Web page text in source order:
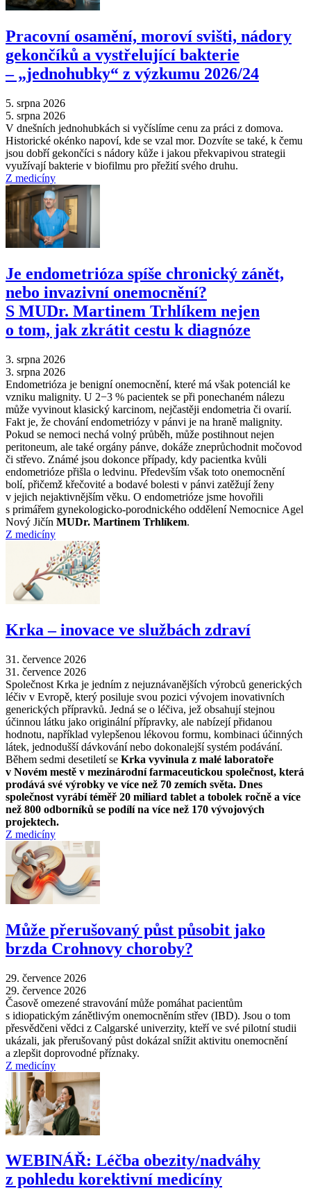
Pracovní osamění, moroví svišti, nádory
gekončíků a vystřelující bakterie
–⁠ „jednohubky“ z výzkumu 2026/24
5. srpna 2026
5. srpna 2026
V dnešních jednohubkách si vyčíslíme cenu za práci z domova.
Historické okénko napoví, kde se vzal mor. Dozvíte se také, k čemu
jsou dobří gekončíci s nádory kůže i jakou překvapivou strategii
využívají bakterie v biofilmu pro přežití svého druhu.
Z medicíny
Je endometrióza spíše chronický zánět,
nebo invazivní onemocnění?
S MUDr. Martinem Trhlíkem nejen
o tom, jak zkrátit cestu k diagnóze
3. srpna 2026
3. srpna 2026
Endometrióza je benigní onemocnění, které má však potenciál ke
vzniku malignity. U 2−3 % pacientek se při ponechaném nálezu
může vyvinout klasický karcinom, nejčastěji endometria či ovarií.
Fakt je, že chování endometriózy v pánvi je na hraně malignity.
Pokud se nemoci nechá volný průběh, může postihnout nejen
peritoneum, ale také orgány pánve, dokáže zneprůchodnit močovod
či střevo. Známé jsou dokonce případy, kdy pacientka kvůli
endometrióze přišla o ledvinu. Především však toto onemocnění
bolí, přičemž křečovité a bodavé bolesti v pánvi zatěžují ženy
v jejich nejaktivnějším věku. O endometrióze jsme hovořili
s primářem gynekologicko-porodnického oddělení Nemocnice Agel
Nový Jičín MUDr. Martinem Trhlíkem.
Z medicíny
Krka –⁠ inovace ve službách zdraví
31. července 2026
31. července 2026
Společnost Krka je jedním z nejuznávanějších výrobců generických
léčiv v Evropě, který posiluje svou pozici vývojem inovativních
generických přípravků. Jedná se o léčiva, jež obsahují stejnou
účinnou látku jako originální přípravky, ale nabízejí přidanou
hodnotu, například vylepšenou lékovou formu, kombinaci účinných
látek, jednodušší dávkování nebo dokonalejší systém podávání.
Během sedmi desetiletí se Krka vyvinula z malé laboratoře
v Novém mestě v mezinárodní farmaceutickou společnost, která
prodává své výrobky ve více než 70 zemích světa. Dnes
společnost vyrábí téměř 20 miliard tablet a tobolek ročně a více
než 800 odborníků se podílí na více než 170 vývojových
projektech.
Z medicíny
Může přerušovaný půst působit jako
brzda Crohnovy choroby?
29. července 2026
29. července 2026
Časově omezené stravování může pomáhat pacientům
s idiopatickým zánětlivým onemocněním střev (IBD). Jsou o tom
přesvědčeni vědci z Calgarské univerzity, kteří ve své pilotní studii
ukázali, jak přerušovaný půst dokázal snížit aktivitu onemocnění
a zlepšit doprovodné příznaky.
Z medicíny
WEBINÁŘ: Léčba obezity/nadváhy
z pohledu korektivní medicíny